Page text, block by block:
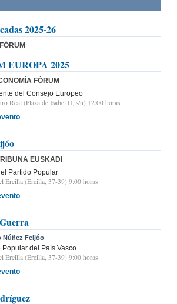
2025-26
EUROPA 2025
FÓRUM
del Consejo Europeo
Real (Plaza de Isabel II, s/n) 12:00 horas
EUSKADI
Partido Popular
Ercilla (Ercilla, 37-39) 9:00 horas
Núñez Feijóo
del País Vasco
Ercilla (Ercilla, 37-39) 9:00 horas